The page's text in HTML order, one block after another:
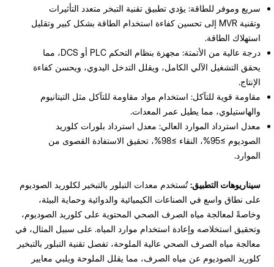
سريع وموفر للطاقة: يؤدي تطبيق تقنية التبخر متعدد التأثيرات
وتقنية MVR إلى تحسين كفاءة استخدام الطاقة بشكل كبير وتقليل
استهلاك الطاقة.
درجة عالية من الأتمتة: مجهزة بنظام التحكم PLC أو DCS، مما
يحقق التشغيل الآلي الكامل، ويقلل التدخل اليدوي، ويحسن كفاءة
الإنتاج.
مقاومة قوية للتآكل: استخدام مواد مقاومة للتآكل مثل التيتانيوم
والهاستيلوي، مما يطيل عمر المعدات.
معدل استرداد الموارد العالي: معدل استرداد بلورات كلوريد
الصوديوم ≥95%، النقاء ≥98%، تحقيق الاستفادة القصوى من
الموارد.
سيناريوهات التطبيق:تُستخدم معدات التبلور بالتبخير لكلوريد الصوديوم
على نطاق واسع في الصناعات الكيميائية والدوائية وحماية البيئة،
وخاصةً لمعالجة مياه الصرف الصحي المحتوية على كلوريد الصوديوم،
وتحقيق استخلاصه وإعادة استخدام موارد المياه. على سبيل المثال، في
معالجة مياه الصرف الصحي عالية الملوحة، تفصل تقنية التبلور بالتبخير
كلوريد الصوديوم عن مياه الصرف، مما يقلل الملوحة ويلبي معايير